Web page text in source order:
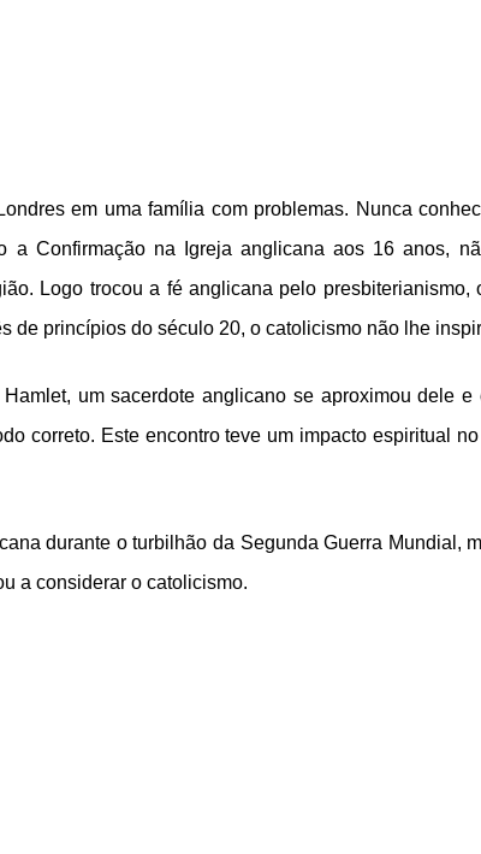
em uma família com problemas. Nunca
a Confirmação na Igreja anglicana aos 16 anos,
Logo trocou a fé anglicana pelo presbiterianismo,
de princípios do século 20, o catolicismo não lhe
um sacerdote anglicano se aproximou dele
correto. Este encontro teve um impacto espiritual
durante o turbilhão da Segunda Guerra Mundial,
a considerar o catolicismo.